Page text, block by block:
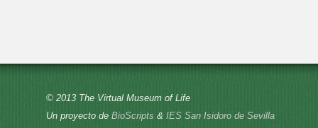
© 2013 The Virtual Museum of Life
Un proyecto de BioScripts & IES San Isidoro de Sevilla